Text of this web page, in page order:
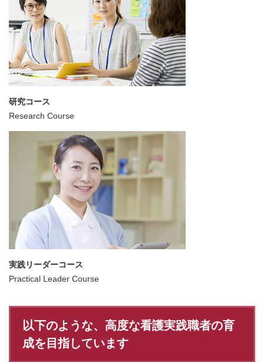
研究コース
Research Course
実践リーダーコース
Practical Leader Course
以下のような、高度な看護実践職者の育
成を目指しています